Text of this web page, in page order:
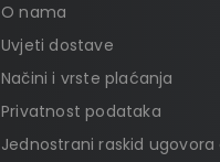
O nama
Uvjeti dostave
Načini i vrste plaćanja
Privatnost podataka
Jednostrani raskid